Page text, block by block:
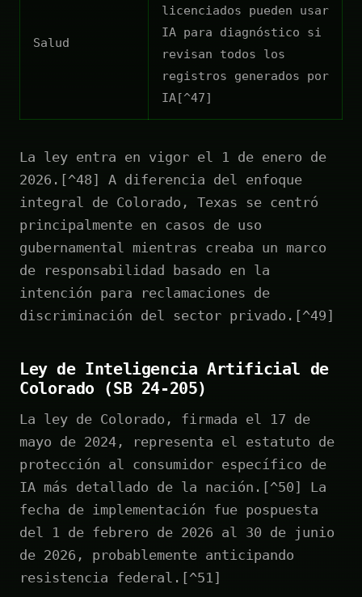
Salud
licenciados pueden usar
IA para diagnóstico si
revisan todos los
registros generados por
IA[^47]
La ley entra en vigor el 1 de enero de
2026.[^48] A diferencia del enfoque
integral de Colorado, Texas se centró
principalmente en casos de uso
gubernamental mientras creaba un marco
de responsabilidad basado en la
intención para reclamaciones de
discriminación del sector privado.[^49]
Ley de Inteligencia Artificial de
Colorado (SB 24-205)
La ley de Colorado, firmada el 17 de
mayo de 2024, representa el estatuto de
protección al consumidor específico de
IA más detallado de la nación.[^50] La
fecha de implementación fue pospuesta
del 1 de febrero de 2026 al 30 de junio
de 2026, probablemente anticipando
resistencia federal.[^51]